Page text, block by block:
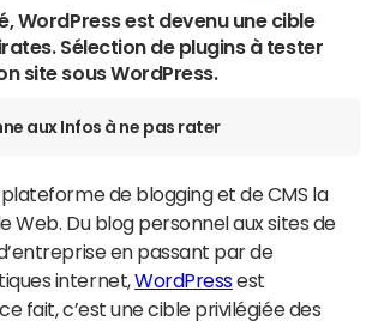
WordPress est devenu une cible
Sélection de plugins à tester
site sous WordPress.
aux Infos à ne pas rater
de blogging et de CMS la
Web. Du blog personnel aux sites de
en passant par de
internet,WordPressest
fait, c’est une cible privilégiée des